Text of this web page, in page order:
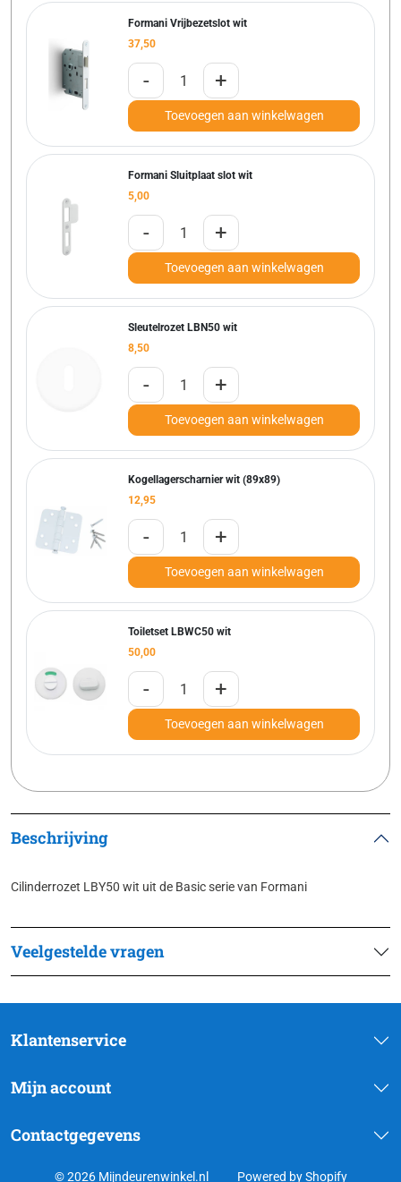
Formani Vrijbezetslot wit
37,50
- +
Toevoegen aan winkelwagen
Formani Sluitplaat slot wit
5,00
- +
Toevoegen aan winkelwagen
Sleutelrozet LBN50 wit
8,50
- +
Toevoegen aan winkelwagen
Kogellagerscharnier wit (89x89)
12,95
- +
Toevoegen aan winkelwagen
Toiletset LBWC50 wit
50,00
- +
Toevoegen aan winkelwagen
Beschrijving
Cilinderrozet LBY50 wit uit de Basic serie van Formani
Veelgestelde vragen
Klantenservice
Mijn account
Contactgegevens
© 2026 Mijndeurenwinkel.nl Powered by Shopify